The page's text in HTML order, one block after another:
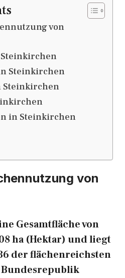
von
Steinkirchen
Steinkirchen
in Steinkirchen
von
Gesamtfläche von
ha (Hektar) und liegt
der flächenreichsten